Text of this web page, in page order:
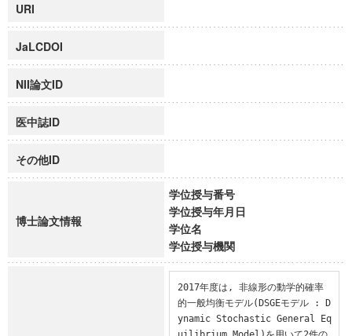
URI
JaLCDOI
NII論文ID
医中誌ID
その他ID
博士論文情報
学位授与番号
学位授与年月日
学位名
学位授与機関
2017年度は, 非線形の動学的確率
的一般均衡モデル(DSGEモデル : D
ynamic Stochastic General Eq